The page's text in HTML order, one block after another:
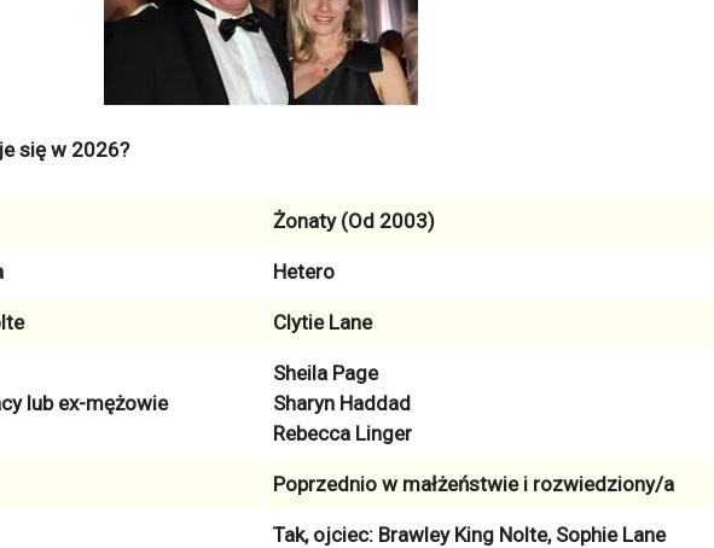
się w 2026?
Żonaty (Od 2003)
Hetero
Clytie Lane
lub ex-mężowie
Sheila Page
Sharyn Haddad
Rebecca Linger
Poprzednio w małżeństwie i rozwiedziony/a
Tak, ojciec: Brawley King Nolte, Sophie Lane